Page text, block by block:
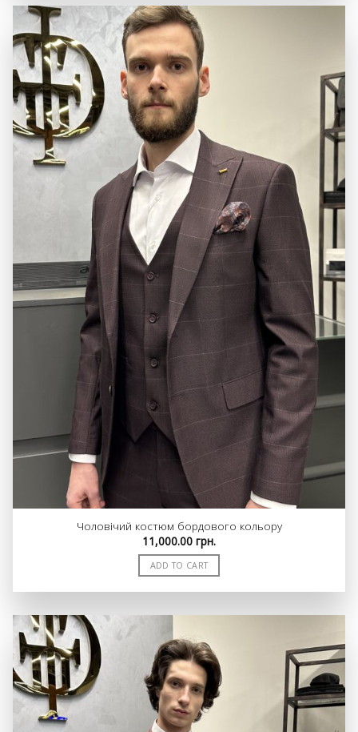
Чоловічий костюм бордового кольору
11,000.00 грн.
ADD TO CART